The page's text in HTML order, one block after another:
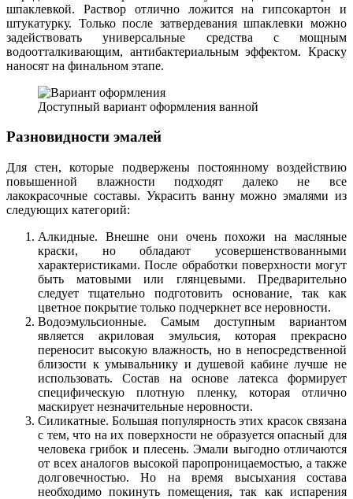
шпаклевкой. Раствор отлично ложится на гипсокартон и
штукатурку. Только после затвердевания шпаклевки можно
задействовать универсальные средства с мощным
водоотталкивающим, антибактериальным эффектом. Краску
наносят на финальном этапе.
Доступный вариант оформления ванной
Разновидности эмалей
Для стен, которые подвержены постоянному воздействию
повышенной влажности подходят далеко не все
лакокрасочные составы. Украсить ванну можно эмалями из
следующих категорий:
Алкидные. Внешне они очень похожи на масляные
краски, но обладают усовершенствованными
характеристиками. После обработки поверхности могут
быть матовыми или глянцевыми. Предварительно
следует тщательно подготовить основание, так как
цветное покрытие только подчеркнет все неровности.
Водоэмульсионные. Самым доступным вариантом
является акриловая эмульсия, которая прекрасно
переносит высокую влажность, но в непосредственной
близости к умывальнику и душевой кабине лучше не
использовать. Состав на основе латекса формирует
специфическую плотную пленку, которая отлично
маскирует незначительные неровности.
Силикатные. Большая популярность этих красок связана
с тем, что на их поверхности не образуется опасный для
человека грибок и плесень. Эмали выгодно отличаются
от всех аналогов высокой паропроницаемостью, а также
долговечностью. Но на время высыхания состава
необходимо покинуть помещения, так как испарения